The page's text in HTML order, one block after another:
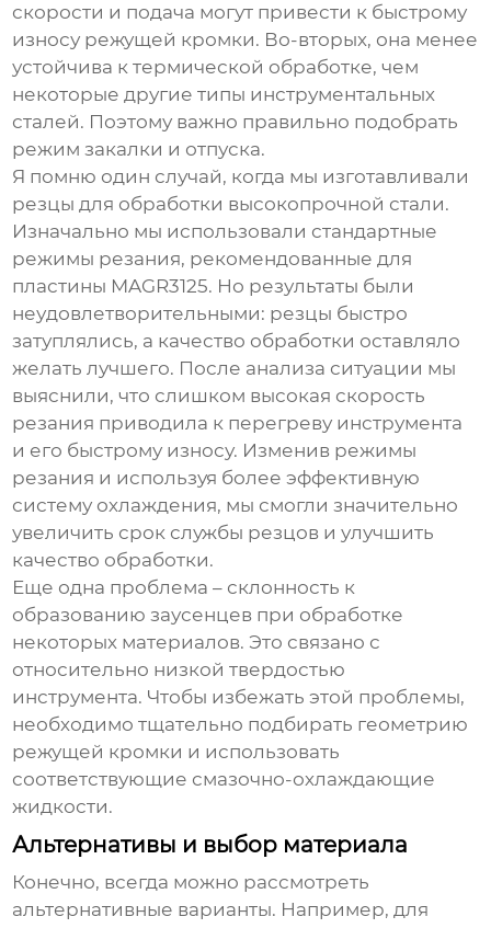
скорости и подача могут привести к быстрому
износу режущей кромки. Во-вторых, она менее
устойчива к термической обработке, чем
некоторые другие типы инструментальных
сталей. Поэтому важно правильно подобрать
режим закалки и отпуска.
Я помню один случай, когда мы изготавливали
резцы для обработки высокопрочной стали.
Изначально мы использовали стандартные
режимы резания, рекомендованные для
пластины MAGR3125. Но результаты были
неудовлетворительными: резцы быстро
затуплялись, а качество обработки оставляло
желать лучшего. После анализа ситуации мы
выяснили, что слишком высокая скорость
резания приводила к перегреву инструмента
и его быстрому износу. Изменив режимы
резания и используя более эффективную
систему охлаждения, мы смогли значительно
увеличить срок службы резцов и улучшить
качество обработки.
Еще одна проблема – склонность к
образованию заусенцев при обработке
некоторых материалов. Это связано с
относительно низкой твердостью
инструмента. Чтобы избежать этой проблемы,
необходимо тщательно подбирать геометрию
режущей кромки и использовать
соответствующие смазочно-охлаждающие
жидкости.
Альтернативы и выбор материала
Конечно, всегда можно рассмотреть
альтернативные варианты. Например, для